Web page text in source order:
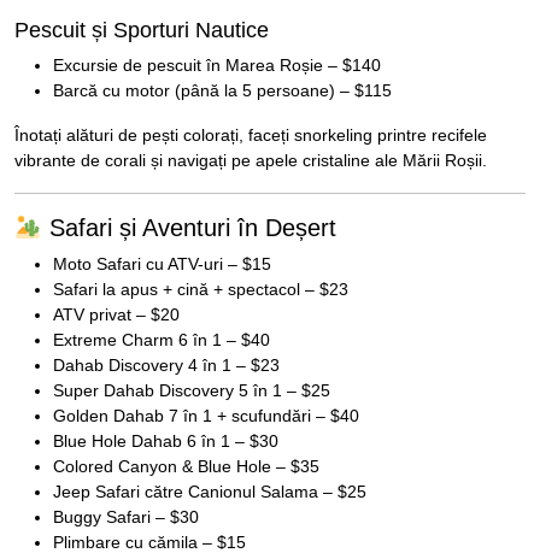
Pescuit și Sporturi Nautice
Excursie de pescuit în Marea Roșie – $140
Barcă cu motor (până la 5 persoane) – $115
Înotați alături de pești colorați, faceți snorkeling printre recifele
vibrante de corali și navigați pe apele cristaline ale Mării Roșii.
Safari și Aventuri în Deșert
Moto Safari cu ATV-uri – $15
Safari la apus + cină + spectacol – $23
ATV privat – $20
Extreme Charm 6 în 1 – $40
Dahab Discovery 4 în 1 – $23
Super Dahab Discovery 5 în 1 – $25
Golden Dahab 7 în 1 + scufundări – $40
Blue Hole Dahab 6 în 1 – $30
Colored Canyon & Blue Hole – $35
Jeep Safari către Canionul Salama – $25
Buggy Safari – $30
Plimbare cu cămila – $15